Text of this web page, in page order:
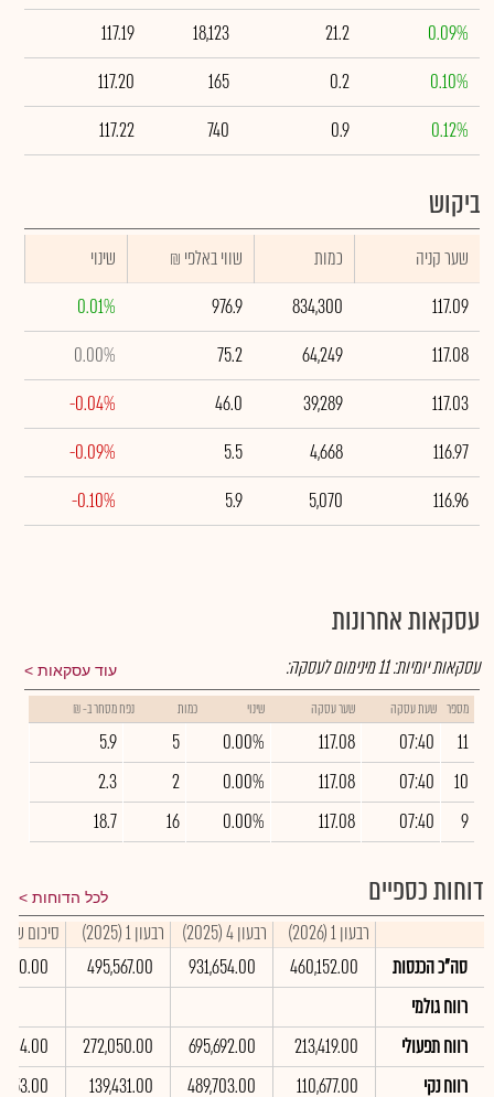
0.09%
21.2
18,123
117.19
0.10%
0.2
165
117.20
0.12%
0.9
740
117.22
ביקוש
שער קניה כמות ₪ שווי באלפי
שינוי
117.09
834,300
976.9
0.01%
117.08
64,249
75.2
0.00%
117.03
39,289
46.0
-0.04%
116.97
4,668
5.5
-0.09%
116.96
5,070
5.9
-0.10%
עסקאות אחרונות
עוד עסקאות עסקאות יומיות:11מינימום לעסקה:
מספר שעת עסקה שער עסקה שינוי כמות נפח מסחר ב- ₪
11
07:40
117.08
0.00%
5
5.9
10
07:40
117.08
0.00%
2
2.3
9
07:40
117.08
0.00%
16
18.7
דוחות כספיים לכל הדוחות
רבעון 1 (2026) רבעון 4 (2025) רבעון 1 (2025)
סיכום שנתי
סה"כ הכנסות
460,152.00
931,654.00
495,567.00
רווח גולמי
רווח תפעולי
213,419.00
695,692.00
272,050.00
רווח נקי
110,677.00
489,703.00
139,431.00